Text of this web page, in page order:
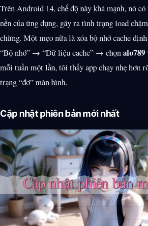
Trên Android 14, chế độ này khá mạnh, nó
nền của ứng dụng, gây ra tình trạng load
chừng. Một mẹo nữa là xóa bộ nhớ cache
“Bộ nhớ” → “Dữ liệu cache” → chọnalo789
mỗi tuần một lần, tôi thấy app chạy nhẹ hơn
trạng “đơ” màn hình.
Cập nhật phiên bản mới nhất